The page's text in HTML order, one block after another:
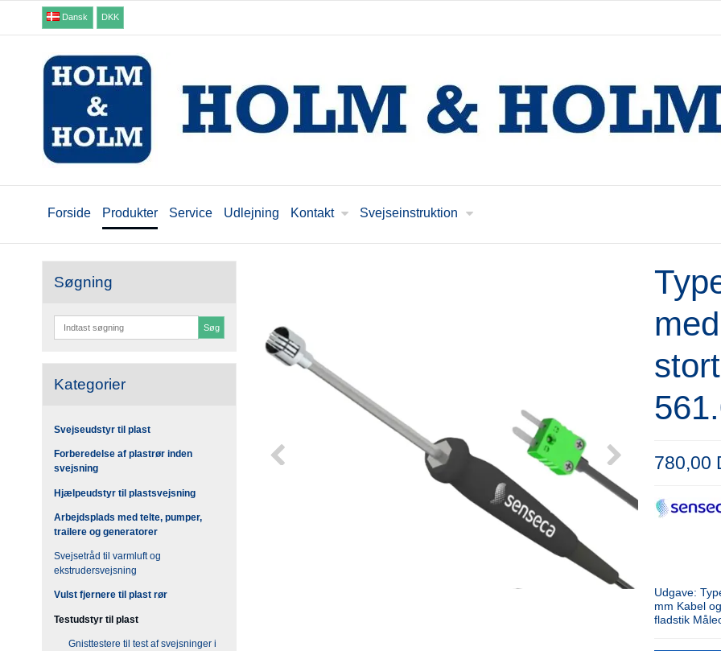
Dansk DKK
Forside Produkter Service Udlejning Kontakt Svejseinstruktion
Søgning
Søg
Kategorier
Svejseudstyr til plast
Forberedelse af plastrør inden
svejsning
Hjælpeudstyr til plastsvejsning
Arbejdsplads med telte, pumper,
trailere og generatorer
Svejsetråd til varmluft og
ekstrudersvejsning
Vulst fjernere til plast rør
Testudstyr til plast
Gnisttestere til test af svejsninger i
780,00
Udgave:
mm Kabel
fladstik